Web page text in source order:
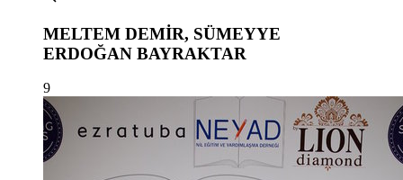
MELTEM DEMİR, SÜMEYYE
ERDOĞAN BAYRAKTAR
9